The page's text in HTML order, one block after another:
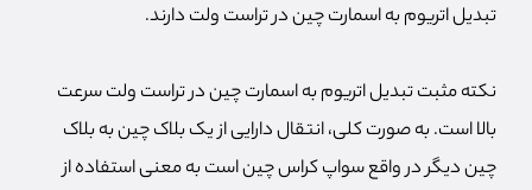
تبدیل اتریوم به اسمارت چین در تراست ولت دارند.
نکته مثبت تبدیل اتریوم به اسمارت چین در تراست ولت سرعت
بالا است. به صورت کلی، انتقال دارایی از یک بلاک چین به بلاک
چین دیگر در واقع سواپ کراس چین است به معنی استفاده از